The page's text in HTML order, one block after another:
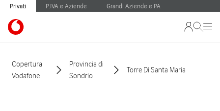
Privati P.IVA e Aziende Grandi Aziende e PA
Copertura
Vodafone
Provincia di
Sondrio
Torre Di Santa Maria